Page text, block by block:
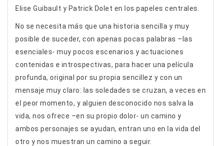
Elise Guibault y Patrick Dolet en los papeles centrales.
No se necesita más que una historia sencilla y muy
posible de suceder, con apenas pocas palabras –las
esenciales- muy pocos escenarios y actuaciones
contenidas e introspectivas, para hacer una película
profunda, original por su propia sencillez y con un
mensaje muy claro: las soledades se cruzan, a veces en
el peor momento, y alguien desconocido nos salva la
vida, nos ofrece –en su propio dolor- un camino y
ambos personajes se ayudan, entran uno en la vida del
otro y nos muestran un camino a seguir.